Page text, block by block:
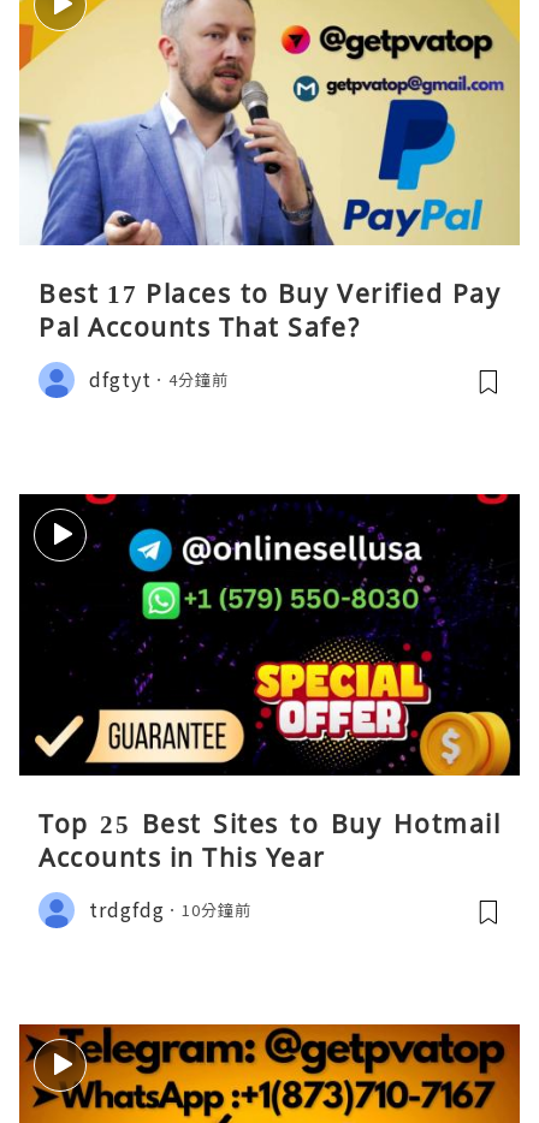
Best 17 Places to Buy Verified Pay
Pal Accounts That Safe?
dfgtyt 4分鐘前
Top 25 Best Sites to Buy Hotmail
Accounts in This Year
trdgfdg 10分鐘前